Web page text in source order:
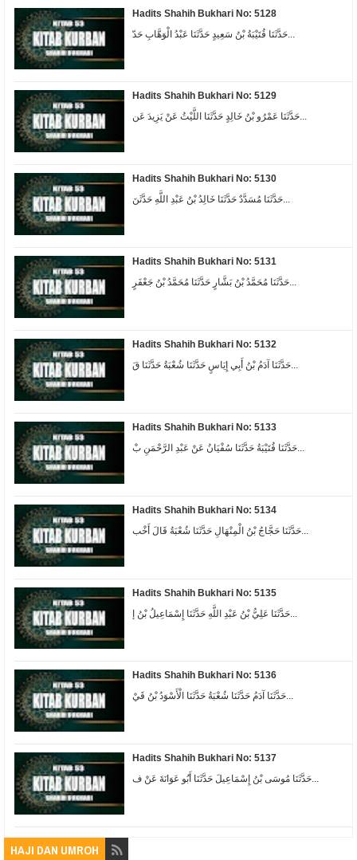
Hadits Shahih Bukhari No: 5128
Hadits Shahih Bukhari No: 5129
حَدَّثَنَا عَمْرُو بْنُ خَالِدٍ حَدَّثَنَا اللَّيْثُ عَنْ يَزِيدَ عَن...
Hadits Shahih Bukhari No: 5130
حَدَّثَنَا مُسَدَّدٌ حَدَّثَنَا خَالِدُ بْنُ عَبْدِ اللَّهِ حَدَّثَنَ...
Hadits Shahih Bukhari No: 5131
حَدَّثَنَا مُحَمَّدُ بْنُ بَشَّارٍ حَدَّثَنَا مُحَمَّدُ بْنُ جَعْفَرٍ...
Hadits Shahih Bukhari No: 5132
حَدَّثَنَا آدَمُ بْنُ أَبِي إِيَاسٍ حَدَّثَنَا شُعْبَةُ حَدَّثَنَا قَ...
Hadits Shahih Bukhari No: 5133
حَدَّثَنَا قُتَيْبَةُ حَدَّثَنَا سُفْيَانُ عَنْ عَبْدِ الرَّحْمَنِ بْ...
Hadits Shahih Bukhari No: 5134
Hadits Shahih Bukhari No: 5135
Hadits Shahih Bukhari No: 5136
حَدَّثَنَا آدَمُ حَدَّثَنَا شُعْبَةُ حَدَّثَنَا الْأَسْوَدُ بْنُ قَيْ...
Hadits Shahih Bukhari No: 5137
حَدَّثَنَا مُوسَى بْنُ إِسْمَاعِيلَ حَدَّثَنَا أَبُو عَوَانَةَ عَنْ ف...
HAJI DAN UMROH